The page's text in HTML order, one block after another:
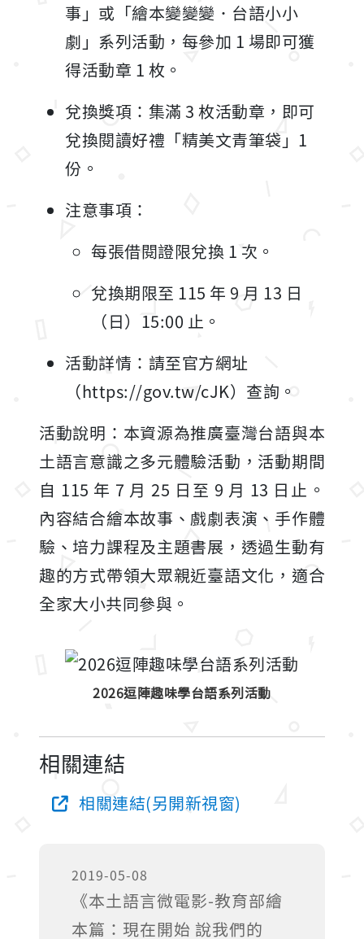
事」或「繪本變變變．台語小小
劇」系列活動，每參加 1 場即可獲
得活動章 1 枚。
兌換獎項：集滿 3 枚活動章，即可
兌換閱讀好禮「精美文青筆袋」1
份。
注意事項：
每張借閱證限兌換 1 次。
兌換期限至 115 年 9 月 13 日
（日）15:00 止。
活動詳情：請至官方網址
（https://gov.tw/cJK）查詢。
活動說明：本資源為推廣臺灣台語與本
土語言意識之多元體驗活動，活動期間
自 115 年 7 月 25 日至 9 月 13 日止。
內容結合繪本故事、戲劇表演、手作體
驗、培力課程及主題書展，透過生動有
趣的方式帶領大眾親近臺語文化，適合
全家大小共同參與。
2026逗陣趣味學台語系列活動
相關連結
相關連結(另開新視窗)
2019-05-08
《本土語言微電影-教育部繪
本篇：現在開始 說我們的